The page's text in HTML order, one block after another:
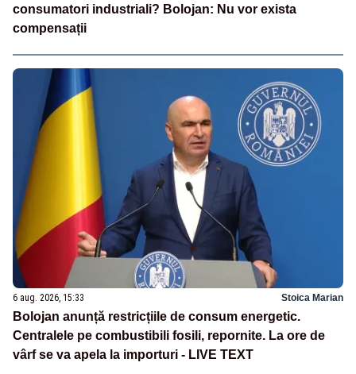
consumatori industriali? Bolojan: Nu vor exista
compensații
6 aug. 2026, 15:33 Stoica Marian
Bolojan anunță restricțiile de consum energetic.
Centralele pe combustibili fosili, repornite. La ore de
vârf se va apela la importuri - LIVE TEXT